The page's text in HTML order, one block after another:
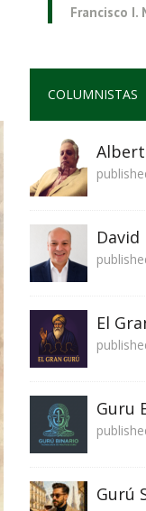
Francisco I.
COLUMNISTAS
El
Guru
Gurú